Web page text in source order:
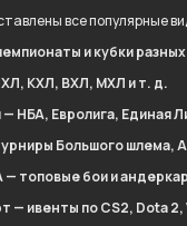
все популярные
и кубки
КХЛ, ВХЛ, МХЛ и т. д.
— НБА, Евролига, Единая
Большого шлема,
— топовые бои и
— ивенты по CS2, Dota